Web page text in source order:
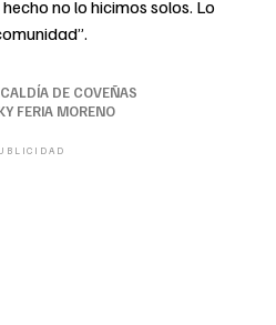
no lo hicimos solos. Lo
DE COVEÑAS
FERIA MORENO